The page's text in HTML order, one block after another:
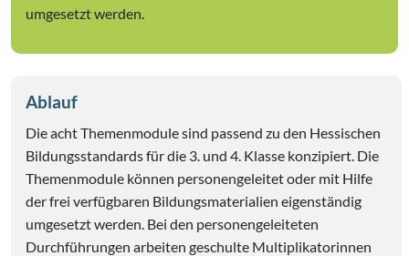
umgesetzt werden.
Ablauf
Die acht Themenmodule sind passend zu den Hessischen
Bildungsstandards für die 3. und 4. Klasse konzipiert. Die
Themenmodule können personengeleitet oder mit Hilfe
der frei verfügbaren Bildungsmaterialien eigenständig
umgesetzt werden. Bei den personengeleiteten
Durchführungen arbeiten geschulte Multiplikatorinnen